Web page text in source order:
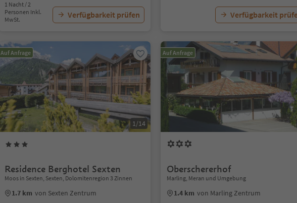
1 Nacht / 2
Personen Inkl.
MwSt.
Verfügbarkeit prüfen Verfügbarkeit
Auf Anfrage
1/14
Residence Berghotel Sexten
Moos in Sexten, Sexten, Dolomitenregion 3 Zinnen
1.7 km von Sexten Zentrum
Auf Anfrage
Oberschererhof
Marling, Meran und Umgebung
1.4 km von Marling Zentrum